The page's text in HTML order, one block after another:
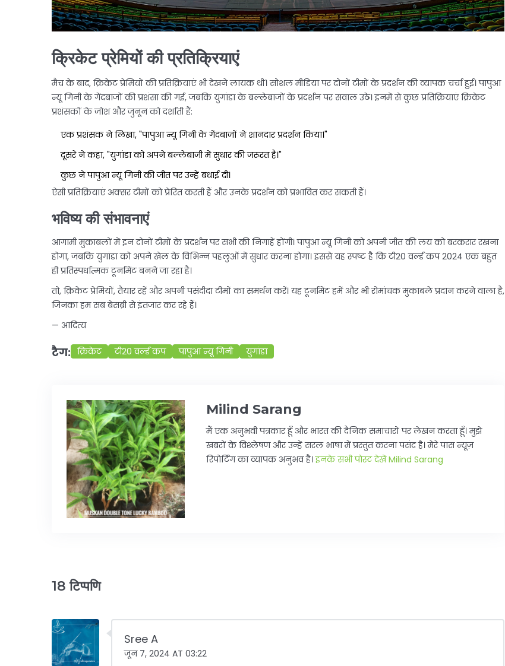
क्रिकेट प्रेमियों की प्रतिक्रियाएं
मैच के बाद, क्रिकेट प्रेमियों की प्रतिक्रियाएं भी देखने लायक थीं। सोशल मीडिया पर दोनों टीमों के प्रदर्शन की व्यापक चर्चा हुई। पापुआ
न्यू गिनी के गेंदबाजों की प्रशंसा की गई, जबकि युगांडा के बल्लेबाजों के प्रदर्शन पर सवाल उठे। इनमें से कुछ प्रतिक्रियाएं क्रिकेट
प्रशंसकों के जोश और जुनून को दर्शाती हैं:
एक प्रशंसक ने लिखा, "पापुआ न्यू गिनी के गेंदबाजों ने शानदार प्रदर्शन किया।"
दूसरे ने कहा, "युगांडा को अपने बल्लेबाजी में सुधार की जरूरत है।"
कुछ ने पापुआ न्यू गिनी की जीत पर उन्हें बधाई दी।
ऐसी प्रतिक्रियाएं अक्सर टीमों को प्रेरित करती हैं और उनके प्रदर्शन को प्रभावित कर सकती हैं।
भविष्य की संभावनाएं
आगामी मुकाबलों में इन दोनों टीमों के प्रदर्शन पर सभी की निगाहें होंगी। पापुआ न्यू गिनी को अपनी जीत की लय को बरकरार रखना
होगा, जबकि युगांडा को अपने खेल के विभिन्न पहलुओं में सुधार करना होगा। इससे यह स्पष्ट है कि टी20 वर्ल्ड कप 2024 एक बहुत
ही प्रतिस्पर्धात्मक टूर्नामेंट बनने जा रहा है।
तो, क्रिकेट प्रेमियों, तैयार रहें और अपनी पसंदीदा टीमों का समर्थन करें। यह टूर्नामेंट हमें और भी रोमांचक मुकाबले प्रदान करने वाला है,
जिनका हम सब बेसब्री से इंतजार कर रहे हैं।
— आदित्य
टैग: क्रिकेट टी20 वर्ल्ड कप पापुआ न्यू गिनी युगांडा
Milind Sarang
मैं एक अनुभवी पत्रकार हूँ और भारत की दैनिक समाचारों पर लेखन करता हूँ। मुझे
खबरों के विश्लेषण और उन्हें सरल भाषा में प्रस्तुत करना पसंद है। मेरे पास न्यूज़
रिपोर्टिंग का व्यापक अनुभव है।इनके सभी पोस्ट देखें Milind Sarang
18 टिप्पणि
Sree A
जून 7, 2024 AT 03:22